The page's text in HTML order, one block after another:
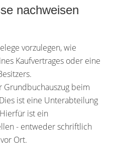
nachweisen
vorzulegen, wie
Kaufvertrages oder eine
beim
ist eine Unterabteilung
ist ein
- entweder schriftlich
Ort.